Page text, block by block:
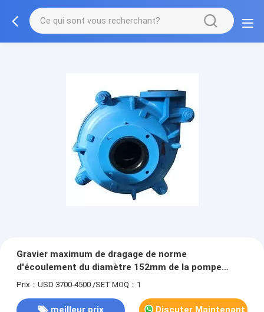
Gravier maximum de dragage de norme
d'écoulement du diamètre 152mm de la pompe
centrifuge 45m de boue de tête de drague haut
Prix：USD 3700-4500 /SET MOQ：1
meilleur prix Discuter Maintenant